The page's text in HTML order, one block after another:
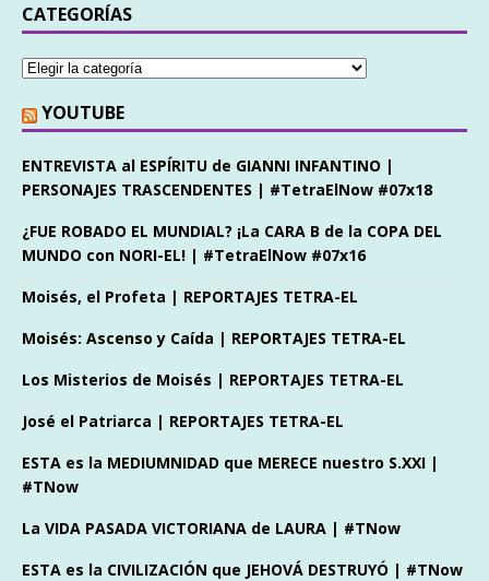
CATEGORÍAS
YOUTUBE
ENTREVISTA al ESPÍRITU de GIANNI INFANTINO |
PERSONAJES TRASCENDENTES | #TetraElNow #07x18
¿FUE ROBADO EL MUNDIAL? ¡La CARA B de la COPA DEL
MUNDO con NORI-EL! | #TetraElNow #07x16
Moisés, el Profeta | REPORTAJES TETRA-EL
Moisés: Ascenso y Caída | REPORTAJES TETRA-EL
Los Misterios de Moisés | REPORTAJES TETRA-EL
José el Patriarca | REPORTAJES TETRA-EL
ESTA es la MEDIUMNIDAD que MERECE nuestro S.XXI |
#TNow
La VIDA PASADA VICTORIANA de LAURA | #TNow
ESTA es la CIVILIZACIÓN que JEHOVÁ DESTRUYÓ | #TNow